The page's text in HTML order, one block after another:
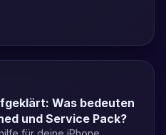
Was bedeuten
und Service Pack?